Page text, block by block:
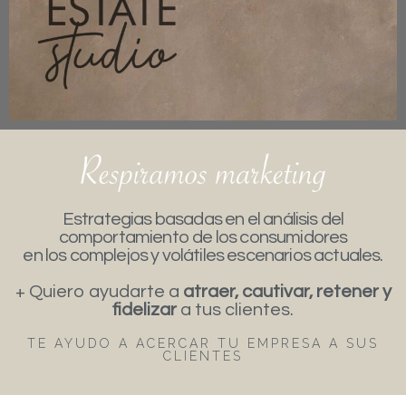
Estrategias basadas en el análisis del
comportamiento de los consumidores
en los complejos y volátiles escenarios actuales.
+ Quiero ayudarte a atraer, cautivar, retener y
fidelizar a tus clientes.
TE AYUDO A ACERCAR TU EMPRESA A SUS
CLIENTES